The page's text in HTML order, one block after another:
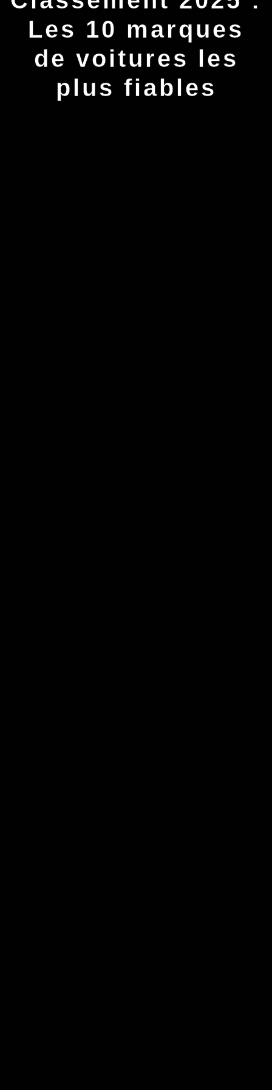
Les 10 marques
de voitures les
plus fiables